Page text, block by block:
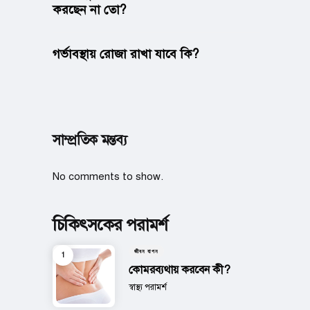
করছেন না তো?
গর্ভাবস্থায় রোজা রাখা যাবে কি?
সাম্প্রতিক মন্তব্য
No comments to show.
চিকিৎসকের পরামর্শ
জীবন যাপন
কোমরব্যথায় করবেন কী?
Posted
স্বাস্থ্য পরামর্শ